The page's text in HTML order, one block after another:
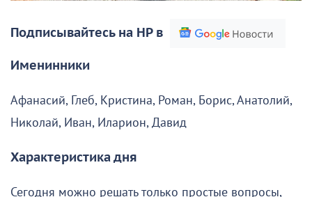
Подписывайтесь на НР в
Именинники
Афанасий, Глеб, Кристина, Роман, Борис, Анатолий,
Николай, Иван, Иларион, Давид
Характеристика дня
Сегодня можно решать только простые вопросы,